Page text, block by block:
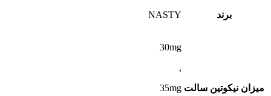
برند NASTY
میزان نیکوتین سالت
30mg
,
35mg